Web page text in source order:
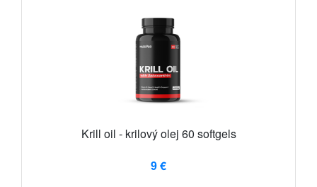
Krill oil - krilový olej 60 softgels
9 €